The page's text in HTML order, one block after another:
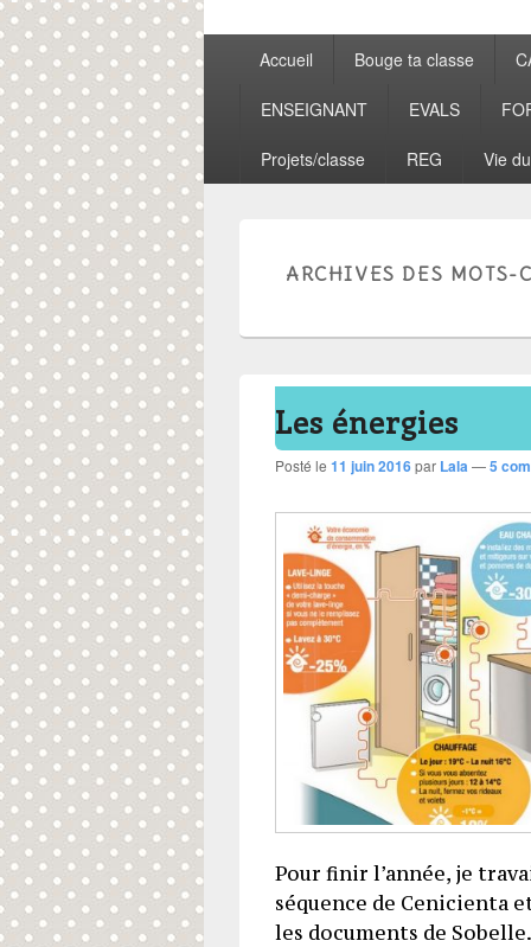
MenuAccueil Bouge ta classe
ENSEIGNANT EVALS
Projets/classe REG Vie
ARCHIVES DES MOTS-
Les énergies
Posté le 11 juin 2016par Lala—5
Pour finir l’année, je
séquence de Cenicienta
les documents de